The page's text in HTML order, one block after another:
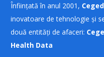
Înființată în anul 2001,
inovatoare de tehnologie și
două entități de afaceri:
Health Data